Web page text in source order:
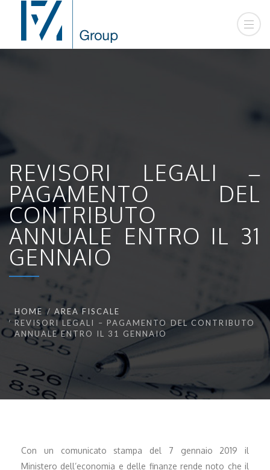
REVISORI LEGALI –
PAGAMENTO DEL
CONTRIBUTO
ANNUALE ENTRO IL 31
GENNAIO
HOME
AREA FISCALE
REVISORI LEGALI – PAGAMENTO DEL CONTRIBUTO
ANNUALE ENTRO IL 31 GENNAIO
Con un comunicato stampa del 7 gennaio 2019 il
Ministero dell’economia e delle finanze rende noto che il